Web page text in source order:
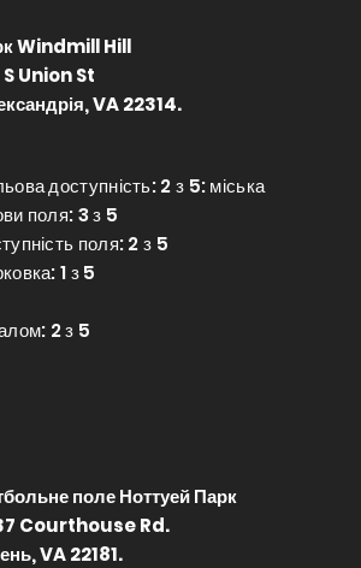
Windmill Hill
S Union St
VA 22314.
доступність: 2 з 5: міська
поля: 3 з 5
поля: 2 з 5
1 з 5
2 з 5
поле Ноттуей Парк
Courthouse Rd.
VA 22181.